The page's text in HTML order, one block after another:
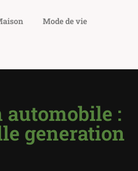
Mode de vie
:
generation